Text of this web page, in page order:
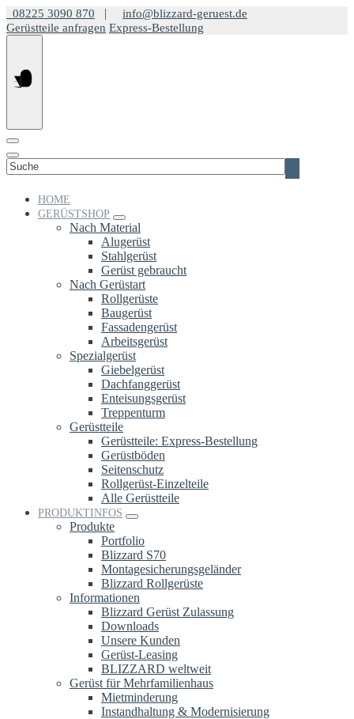
Springe
zum
Inhalt
08225 3090 870 |
info@blizzard-geruest.de
Gerüstteile anfragen Express-Bestellung
nach:
HOME
GERÜSTSHOP
Nach Material
Alugerüst
Stahlgerüst
Gerüst gebraucht
Nach Gerüstart
Rollgerüste
Baugerüst
Fassadengerüst
Arbeitsgerüst
Spezialgerüst
Giebelgerüst
Dachfanggerüst
Enteisungsgerüst
Treppenturm
Gerüstteile
Gerüstteile: Express-Bestellung
Gerüstböden
Seitenschutz
Rollgerüst-Einzelteile
Alle Gerüstteile
PRODUKTINFOS
Produkte
Portfolio
Blizzard S70
Montagesicherungsgeländer
Blizzard Rollgerüste
Informationen
Blizzard Gerüst Zulassung
Downloads
Unsere Kunden
Gerüst-Leasing
BLIZZARD weltweit
Gerüst für Mehrfamilienhaus
Mietminderung
Instandhaltung & Modernisierung